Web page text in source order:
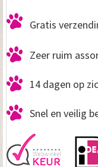
Gratis
Zeer ruim
14 dagen op
Snel en veilig